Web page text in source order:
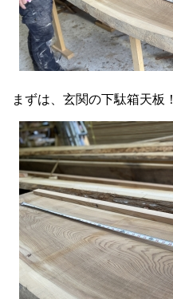
まずは、玄関の下駄箱天板！